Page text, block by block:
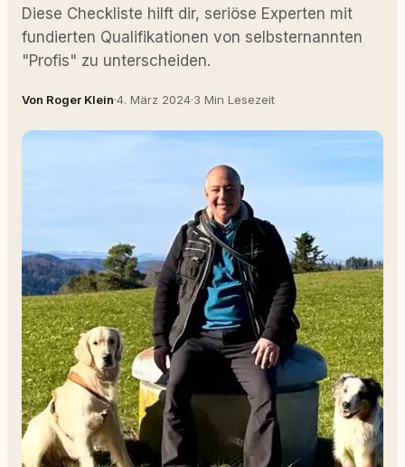
Diese Checkliste hilft dir, seriöse Experten mit
fundierten Qualifikationen von selbsternannten
"Profis" zu unterscheiden.
Von Roger Klein·4. März 2024·3 Min Lesezeit